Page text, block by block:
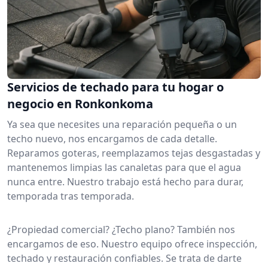
Servicios de techado para tu hogar o
negocio en Ronkonkoma
Ya sea que necesites una reparación pequeña o un
techo nuevo, nos encargamos de cada detalle.
Reparamos goteras, reemplazamos tejas desgastadas y
mantenemos limpias las canaletas para que el agua
nunca entre. Nuestro trabajo está hecho para durar,
temporada tras temporada.
¿Propiedad comercial? ¿Techo plano? También nos
encargamos de eso. Nuestro equipo ofrece inspección,
techado y restauración confiables. Se trata de darte